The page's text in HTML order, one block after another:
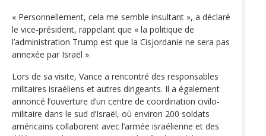
« Personnellement, cela me semble insultant », a déclaré
le vice-président, rappelant que « la politique de
l’administration Trump est que la Cisjordanie ne sera pas
annexée par Israël ».
Lors de sa visite, Vance a rencontré des responsables
militaires israéliens et autres dirigeants. Il a également
annoncé l’ouverture d’un centre de coordination civilo-
militaire dans le sud d’Israël, où environ 200 soldats
américains collaborent avec l’armée israélienne et des